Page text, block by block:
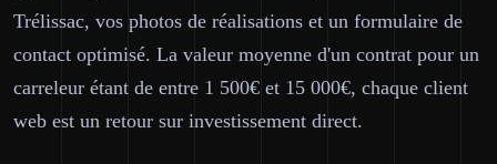
Trélissac, vos photos de réalisations et un formulaire de
contact optimisé. La valeur moyenne d'un contrat pour un
carreleur étant de entre 1 500€ et 15 000€, chaque client
web est un retour sur investissement direct.